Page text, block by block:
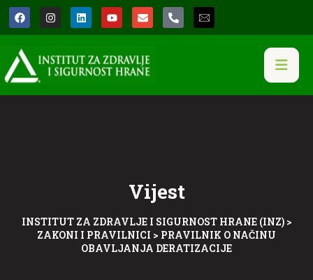
Vijest
INSTITUT ZA ZDRAVLJE I SIGURNOST HRANE (INZ)>
ZAKONI I PRAVILNICI > PRAVILNIK O NAČINU
OBAVLJANJA DERATIZACIJE